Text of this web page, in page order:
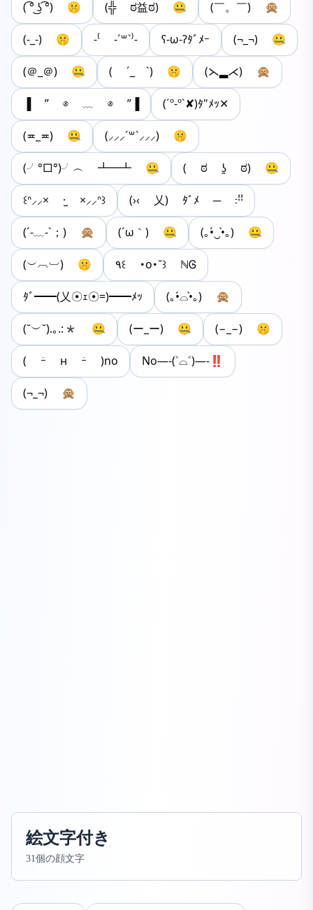
( ͡° ͜ʖ ͡°) 🤫 (╬ ಠ益ಠ) 🤐 (￣。￣) 🙊
(-_-) 🤫 -⁽ -´꒳`⁾- ʕ-ω-ʔﾀﾞﾒｰ (¬_¬) 🤐
(＠_＠) 🤐 ( ´_ゝ`) 🤫 (⋋▂⋌) 🙊
▐ ” ⊗ ﹏ ⊗ ”▐ (´º-º`✘‎)ﾀ"ﾒｯ‪✕‬
(≖_≖) 🤐 (⸝⸝⸝´꒳`⸝⸝⸝) 🤫
(╯°□°)╯︵ ┻━┻ 🤐 ( ಠ ʖ̯ ಠ) 🤐
‎꒰ᐢ⸝⸝× ·̫ ×⸝⸝ᐢ꒱ (›‹ 乂) ﾀﾞﾒ ─ ᭝︎ꜝꜝ
(´-﹏-`；) 🙊 (´ω｀) 🤐 (｡•́‿•̀｡) 🤐
(︶︹︺) 🤫 ٩꒰ ･o･˘꒱ ℕᎶ
ﾀﾞ━━(乂☉ｪ☉=)━━ﾒｯ (｡•́⌓•̀｡) 🙊
(˘︶˘).｡.:* 🤐 (ー_ー) 🤐 (−_−) 🤫
( ｰ̀ н ｰ́ )no No—-(˃⌓˂)—-‼
(¬_¬) 🙊
絵文字付き
31個の顔文字